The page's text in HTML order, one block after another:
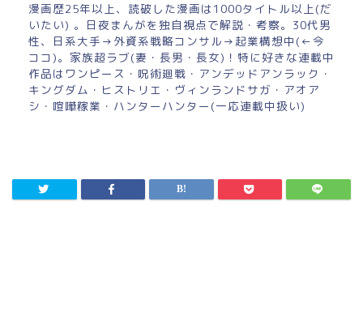
漫画歴25年以上、読破した漫画は1000タイトル以上(だ
いたい) 。日夜まんがを独自視点で解説・考察。30代男
性、日系大手→外資系戦略コンサル→起業構想中(←今
ココ)。家族超ラブ(妻・長男・長女)！特に好きな連載中
作品はワンピース・呪術廻戦・アンデッドアンラック・
キングダム・ヒストリエ・ヴィンランドサガ・アオア
シ・喧嘩稼業・ハンターハンター(一応連載中扱い)